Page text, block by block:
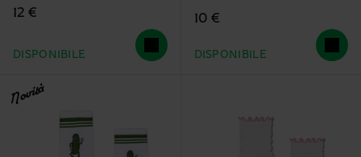
12 €
DISPONIBILE
10 €
DISPONIBILE
Novità